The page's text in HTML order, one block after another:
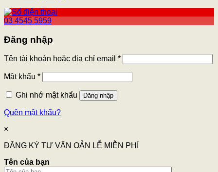
03 4545 5959
Đăng nhập
Tên tài khoản hoặc địa chỉ email *
Mật khẩu *
Ghi nhớ mật khẩu Đăng nhập
Quên mật khẩu?
×
ĐĂNG KÝ TƯ VẤN OẢN LỄ MIỄN PHÍ
Tên của bạn